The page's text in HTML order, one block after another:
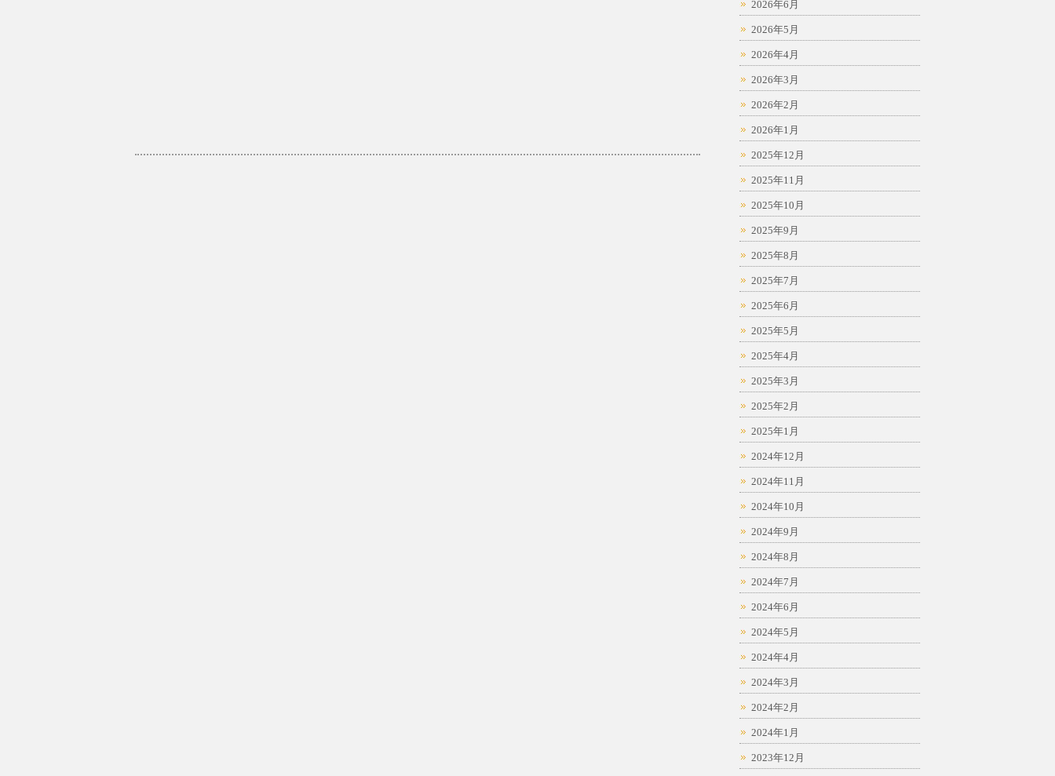
2026年6月
2026年5月
2026年4月
2026年3月
2026年2月
2026年1月
2025年12月
2025年11月
2025年10月
2025年9月
2025年8月
2025年7月
2025年6月
2025年5月
2025年4月
2025年3月
2025年2月
2025年1月
2024年12月
2024年11月
2024年10月
2024年9月
2024年8月
2024年7月
2024年6月
2024年5月
2024年4月
2024年3月
2024年2月
2024年1月
2023年12月